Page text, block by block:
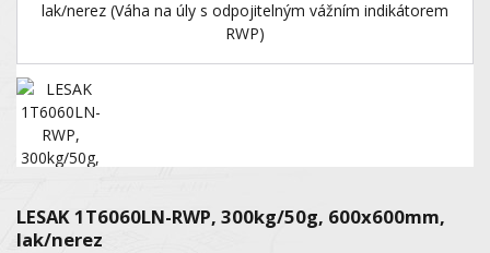
LESAK 1T6060LN-RWP, 300kg/50g, 600x600mm,
lak/nerez